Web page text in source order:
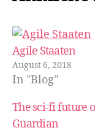
Agile Staaten
August 6, 2018
In "Blog"
The sci-fi future
Guardian